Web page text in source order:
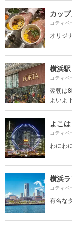
カッ
コティベ
オリジ
横浜駅
コティベ
翌朝は
よいよ
よこ
コティベ
わにわ
横浜
コティベ
有名な